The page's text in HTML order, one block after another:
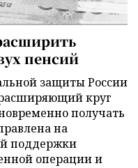
пенсий
защиты России
круг
получать
на
поддержки
операции и